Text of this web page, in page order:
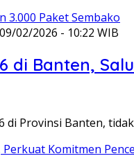
02/2026 - 10:22 WIB
di Banten,
di Provinsi Banten,